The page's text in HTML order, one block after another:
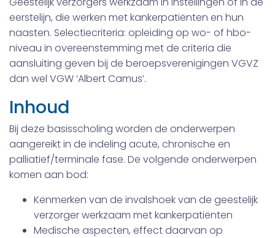
eerstelijn, die werken met kankerpatiënten en hun
naasten. Selectiecriteria: opleiding op wo- of hbo-
niveau in overeenstemming met de criteria die
aansluiting geven bij de beroepsverenigingen VGVZ
dan wel VGW ‘Albert Camus’.
Inhoud
Bij deze basisscholing worden de onderwerpen
aangereikt in de indeling acute, chronische en
palliatief/terminale fase. De volgende onderwerpen
komen aan bod:
Kenmerken van de invalshoek van de geestelijk
verzorger werkzaam met kankerpatiënten
Medische aspecten, effect daarvan op